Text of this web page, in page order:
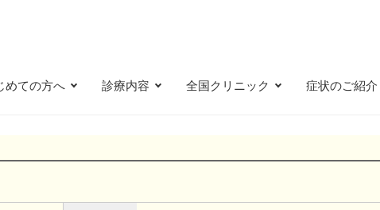
めての方へ 診療内容 全国クリニック 症状のご紹介